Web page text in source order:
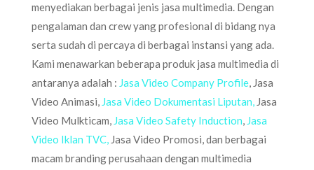
menyediakan berbagai jenis jasa multimedia. Dengan
pengalaman dan crew yang profesional di bidang nya
serta sudah di percaya di berbagai instansi yang ada.
Kami menawarkan beberapa produk jasa multimedia di
antaranya adalah : Jasa Video Company Profile, Jasa
Video Animasi, Jasa Video Dokumentasi Liputan, Jasa
Video Mulkticam, Jasa Video Safety Induction, Jasa
Video Iklan TVC, Jasa Video Promosi, dan berbagai
macam branding perusahaan dengan multimedia